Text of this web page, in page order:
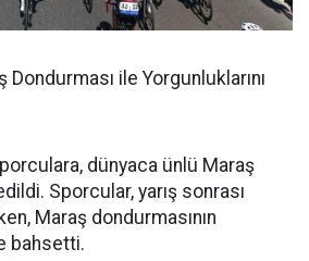
Dondurması ile Yorgunluklarını
dünyaca ünlü Maraş
Sporcular, yarış sonrası
Maraş dondurmasının
bahsetti.